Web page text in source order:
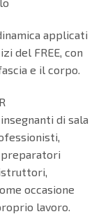
applicati
del FREE, con
e il corpo.
di sala
preparatori
occasione
lavoro.